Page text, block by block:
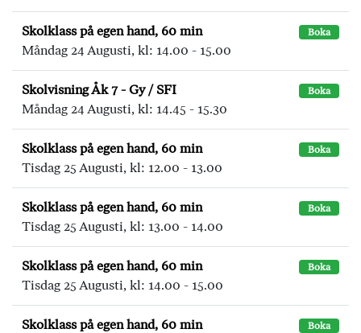
Skolklass på egen hand, 60 min Boka
Måndag 24 Augusti, kl: 14.00 - 15.00
Skolvisning Åk 7 - Gy / SFI Boka
Måndag 24 Augusti, kl: 14.45 - 15.30
Skolklass på egen hand, 60 min Boka
Tisdag 25 Augusti, kl: 12.00 - 13.00
Skolklass på egen hand, 60 min Boka
Tisdag 25 Augusti, kl: 13.00 - 14.00
Skolklass på egen hand, 60 min Boka
Tisdag 25 Augusti, kl: 14.00 - 15.00
Skolklass på egen hand, 60 min Boka